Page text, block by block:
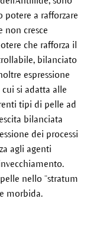
potere a rafforzare
non cresce
che rafforza il
bilanciato
espressione
si adatta alle
tipi di pelle ad
bilanciata
dei processi
agli agenti
nello “stratum
morbida.